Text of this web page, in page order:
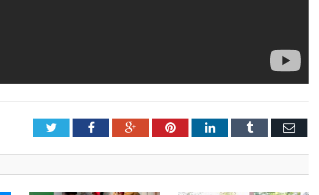
TwitterFacebookGoogle+PinterestLinkedInTumblr Email